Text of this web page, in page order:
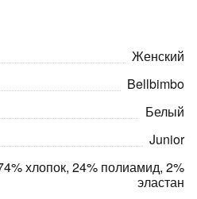
Женский
Bellbimbo
Белый
Junior
хлопок, 24% полиамид, 2%
эластан
раз в 2 недели